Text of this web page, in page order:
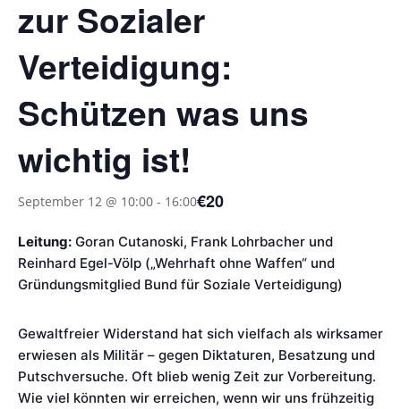
zur Sozialer
Verteidigung:
Schützen was uns
wichtig ist!
September 12 @ 10:00 - 16:00€20
Leitung: Goran Cutanoski, Frank Lohrbacher und
Reinhard Egel-Völp („Wehrhaft ohne Waffen“ und
Gründungsmitglied Bund für Soziale Verteidigung)
Gewaltfreier Widerstand hat sich vielfach als wirksamer
erwiesen als Militär – gegen Diktaturen, Besatzung und
Putschversuche. Oft blieb wenig Zeit zur Vorbereitung.
Wie viel könnten wir erreichen, wenn wir uns frühzeitig